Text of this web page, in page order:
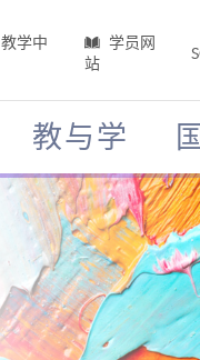
教学中
学员网
站
教与学